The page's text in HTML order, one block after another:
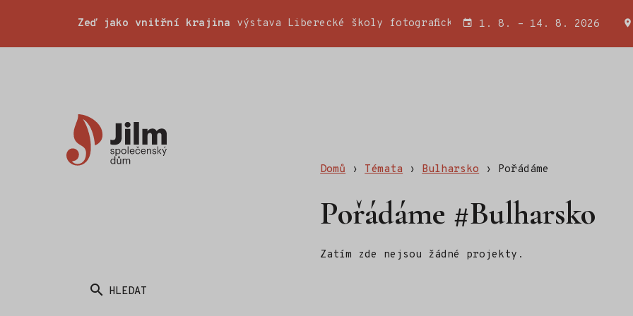
Zeď jako vnitřní krajina výstava Liberecké školy fotografické a Wojciecha Miatkowského
1. 8. – 14. 8. 2026
HLEDAT
Domů›Témata›Bulharsko› Pořádáme
Pořádáme #Bulharsko
Zatím zde nejsou žádné projekty.